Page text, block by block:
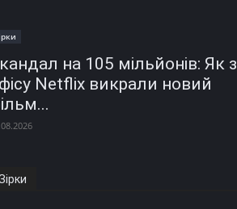
на 105 мільйонів: Як з
Netflix викрали новий